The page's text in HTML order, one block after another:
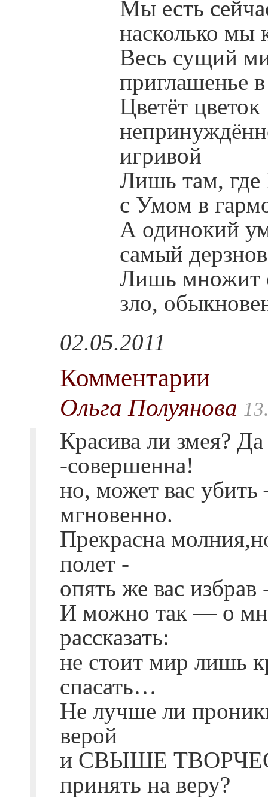
Мы есть
насколько мы
Весь сущий
приглашенье
Цветёт цветок
игривой
Лишь там, где
с Умом в
А одинокий
самый
Лишь множит
зло,
02.05.2011
Комментарии
Ольга Полуянова
Красива ли змея? Да
-совершенна!
но, может вас
мгновенно.
Прекрасна
полет -
опять же вас избрав
И можно так — о
рассказать:
не стоит мир лишь
спасать…
Не лучше ли
верой
и СВЫШЕ
принять на веру?